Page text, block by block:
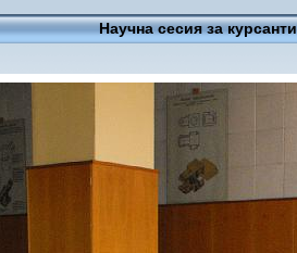
Научна сесия за